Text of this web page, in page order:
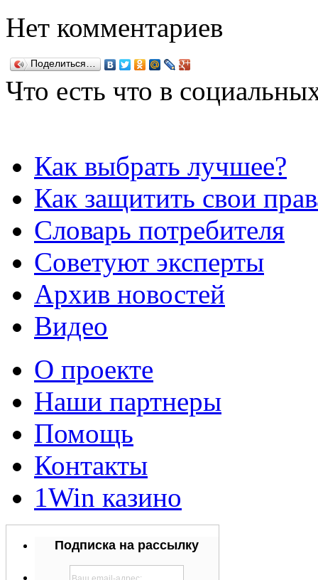
Нет комментариев
Поделиться…
Что есть что в
Как выбрать лучшее?
Как защитить свои
Словарь потребителя
Советуют эксперты
Архив новостей
Видео
О проекте
Наши партнеры
Помощь
Контакты
1Win казино
Подписка на рассылку